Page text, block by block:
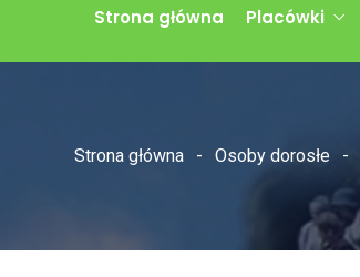
Strona główna Placówki
Strona główna Osoby dorosłe